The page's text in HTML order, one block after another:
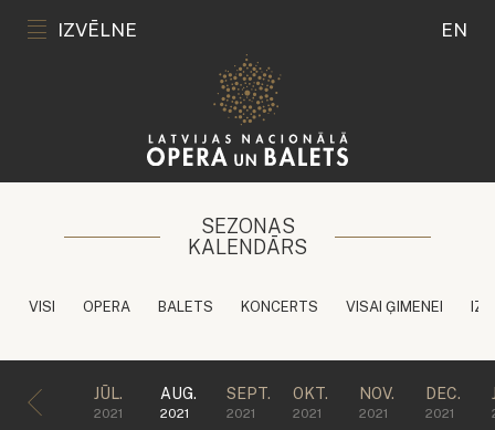
IZVĒLNE EN
SEZONAS
KALENDĀRS
VISI OPERA BALETS KONCERTS VISAI ĢIMENEI
JŪL.
2021
AUG.
2021
SEPT.
2021
OKT.
2021
NOV.
2021
DEC.
2021